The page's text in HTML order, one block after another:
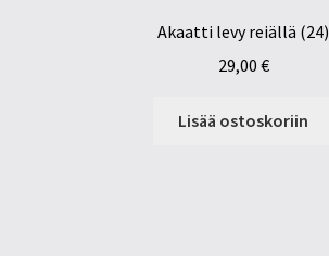
Akaatti levy reiällä (24)
29,00 €
Lisää ostoskoriin